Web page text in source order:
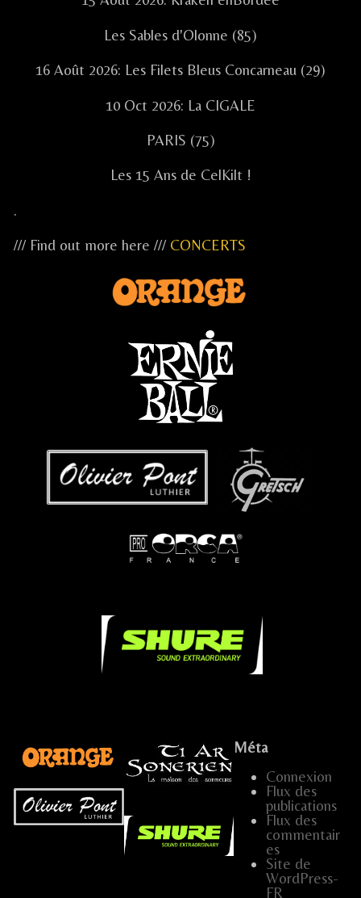
Les Sables d'Olonne (85)
16 Août 2026: Les Filets Bleus Concarneau (29)
10 Oct 2026: La CIGALE
PARIS (75)
Les 15 Ans de CelKilt !
.
/// Find out more here /// CONCERTS
...
Méta
Connexion
Flux des
publications
Flux des
commentair
es
Site de
WordPress-
FR